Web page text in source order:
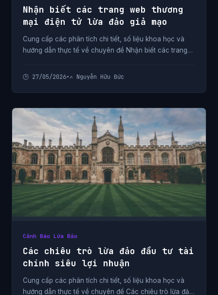
Nhận biết các trang web thương
mại điện tử lừa đảo giả mạo
Cung cấp các phân tích chi tiết, số liệu khoa học và
hướng dẫn thực tế về chuyên đề Nhận biết các trang
🕒 27/05/2026•✍️ Nguyễn Hữu Đức
Cảnh Báo Lừa Đảo
Các chiêu trò lừa đảo đầu tư tài
chính siêu lợi nhuận
Cung cấp các phân tích chi tiết, số liệu khoa học và
hướng dẫn thực tế về chuyên đề Các chiêu trò lừa đảo